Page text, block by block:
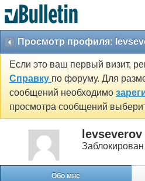
Просмотр профиля:
Если это ваш первый визит,
Справку по форуму. Для
сообщений необходимо
просмотра сообщений
levseverov
Заблокирован
Обо мне